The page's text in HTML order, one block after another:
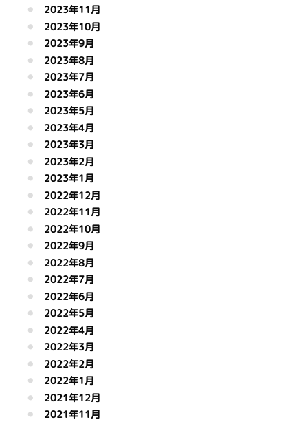
2023年11月
2023年10月
2023年9月
2023年8月
2023年7月
2023年6月
2023年5月
2023年4月
2023年3月
2023年2月
2023年1月
2022年12月
2022年11月
2022年10月
2022年9月
2022年8月
2022年7月
2022年6月
2022年5月
2022年4月
2022年3月
2022年2月
2022年1月
2021年12月
2021年11月